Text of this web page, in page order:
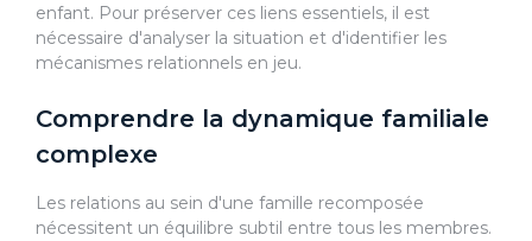
enfant. Pour préserver ces liens essentiels, il est
nécessaire d'analyser la situation et d'identifier les
mécanismes relationnels en jeu.
Comprendre la dynamique familiale
complexe
Les relations au sein d'une famille recomposée
nécessitent un équilibre subtil entre tous les membres.